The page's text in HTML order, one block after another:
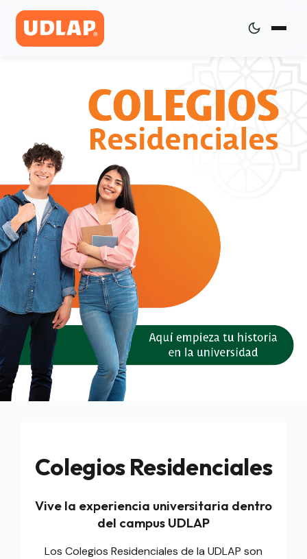
Colegios Residenciales
Vive la experiencia universitaria dentro
del campus UDLAP
Los Colegios Residenciales de la UDLAP son